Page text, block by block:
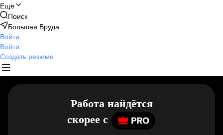
Ещё
Поиск
Большая Вруда
Войти
Войти
Создать резюме
Работа найдётся
скорее c